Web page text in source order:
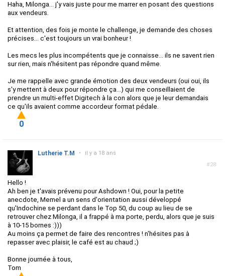
Haha, Milonga... j'y vais juste pour me marrer en posant des questions
aux vendeurs.
Et attention, des fois je monte le challenge, je demande des choses
précises... c'est toujours un vrai bonheur !
Les mecs les plus incompétents que je connaisse... ils ne savent rien
sur rien, mais n'hésitent pas répondre quand même.
Je me rappelle avec grande émotion des deux vendeurs (oui oui, ils
s'y mettent à deux pour répondre ça...) qui me conseillaient de
prendre un multi-effet Digitech à la con alors que je leur demandais
ce qu'ils avaient comme accordeur format pédale.
0
#28
Lutherie T.M • il y a 18 ans
Hello !
Ah ben je t'avais prévenu pour Ashdown ! Oui, pour la petite
anecdote, Memel a un sens d'orientation aussi développé
qu'Indochine se perdant dans le Top 50, du coup au lieu de se
retrouver chez Milonga, il a frappé à ma porte, perdu, alors que je suis
à 10-15 bornes :)))
Au moins ça permet de faire des rencontres ! n'hésites pas à
repasser avec plaisir, le café est au chaud ;)
Bonne journée à tous,
Tom